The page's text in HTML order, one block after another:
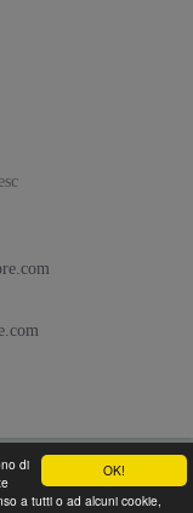
OK!
di
a tutti o ad alcuni cookie,
2026